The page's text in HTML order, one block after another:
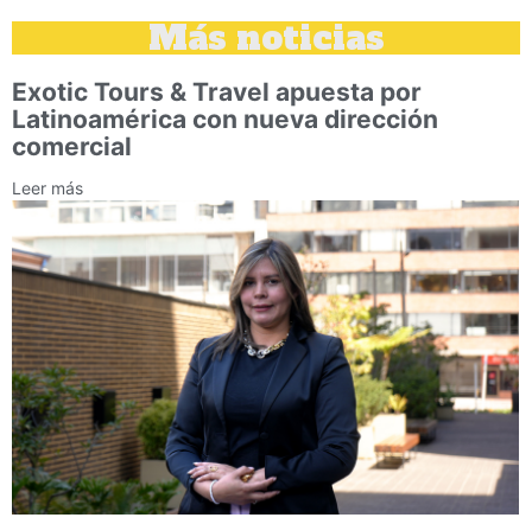
Más noticias
Exotic Tours & Travel apuesta por
Latinoamérica con nueva dirección
comercial
Leer más